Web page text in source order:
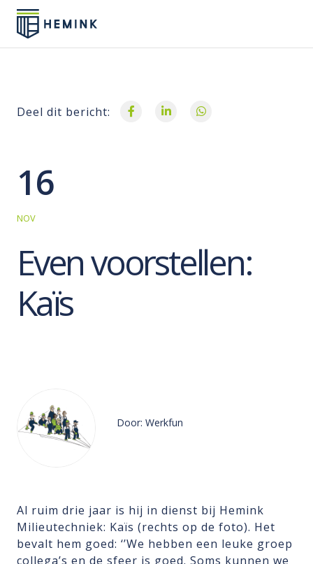
Deel dit bericht:
16
NOV
Even voorstellen:
Kaïs
Door: Werkfun
Al ruim drie jaar is hij in dienst bij Hemink
Milieutechniek: Kaïs (rechts op de foto). Het
bevalt hem goed: ‘’We hebben een leuke groep
collega’s en de sfeer is goed. Soms kunnen we